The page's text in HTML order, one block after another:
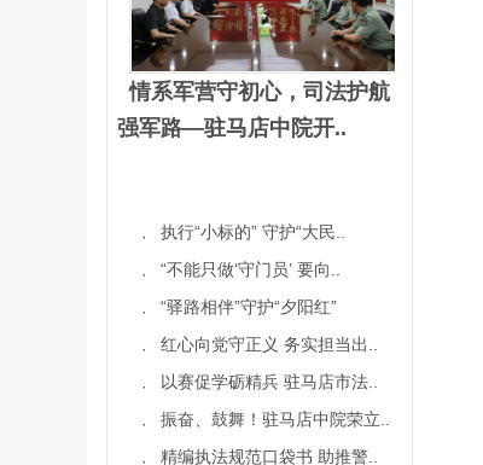
情系军营守初心，司法护航
强军路—驻马店中院开..
· 执行“小标的” 守护“大民..
· “不能只做‘守门员’ 要向..
· “驿路相伴”守护“夕阳红”
· 红心向党守正义 务实担当出..
· 以赛促学砺精兵 驻马店市法..
· 振奋、鼓舞！驻马店中院荣立..
精编执法规范口袋书 助推警..